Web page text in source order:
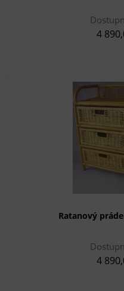
4
Ratanový
4